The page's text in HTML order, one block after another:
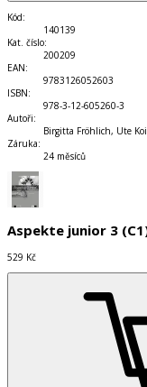
Kód:
140139
Kat. číslo:
200209
EAN:
9783126052603
ISBN:
978-3-12-605260-3
Autoři:
Birgitta Fröhlich, Ute
Záruka:
24 měsíců
Aspekte junior 3
529 Kč